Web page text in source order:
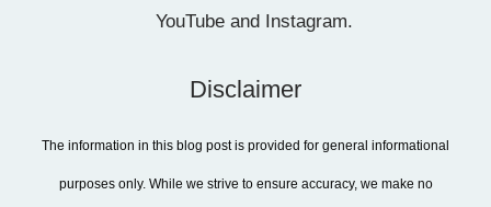
YouTube and Instagram.
Disclaimer
The information in this blog post is provided for general informational
purposes only. While we strive to ensure accuracy, we make no